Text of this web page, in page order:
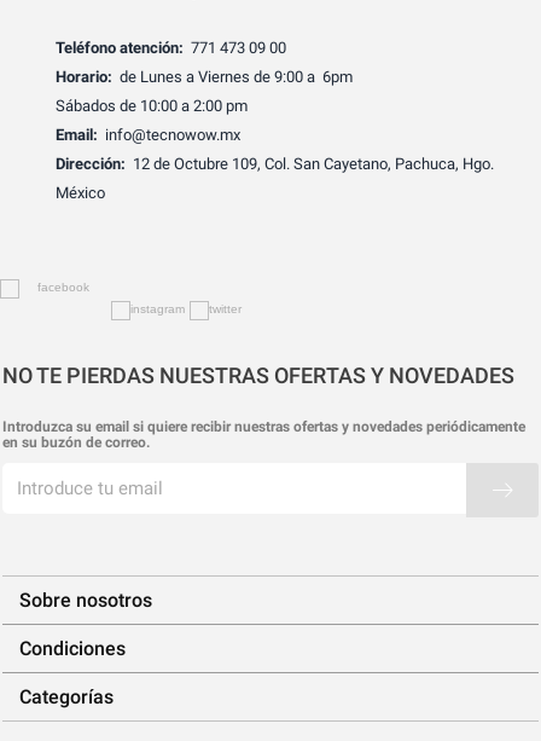
Teléfono atención: 771 473 09 00
Horario: de Lunes a Viernes de 9:00 a 6pm
Sábados de 10:00 a 2:00 pm
Email: info@tecnowow.mx
Dirección: 12 de Octubre 109, Col. San Cayetano, Pachuca, Hgo.
México
NO TE PIERDAS NUESTRAS OFERTAS Y NOVEDADES
Introduzca su email si quiere recibir nuestras ofertas y novedades periódicamente
en su buzón de correo.
Sobre nosotros
Condiciones
Categorías